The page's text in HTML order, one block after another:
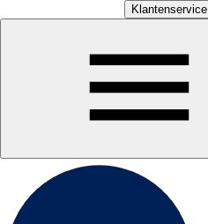
Klantenservice